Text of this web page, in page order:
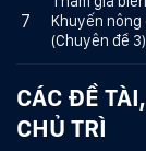
7
Khuyến nông
(Chuyên đề 3)
CÁC ĐỀ
CHỦ TRÌ